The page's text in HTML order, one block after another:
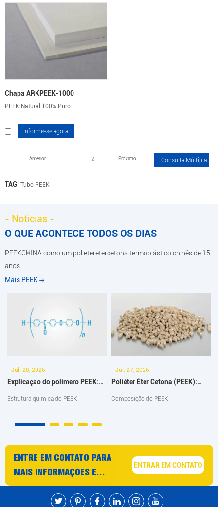
alto retardamento de chama e
autoextinguível e densidade de
fumaça muito baixa.
Chapa ARKPEEK-1000
PEEK Natural 100% Puro
Informe-se agora
Anterior 1 2 Próximo
TAG: Tubo PEEK
- Notícias -
O QUE ACONTECE TODOS OS DIAS
PEEKCHINA como um polieteretercetona termoplástico chinês de 15
anos
Mais PEEK
- Jul. 28, 2026
Explicação do polímero PEEK:
estrutura, desempenho e
Estrutura química do PEEK
- Jul. 27, 2026
Poliéter Éter Cetona (PEEK):
fórmula, estrutura, composição
Composição do PEEK
ENTRE EM CONTATO PARA
MAIS INFORMAÇÕES E
CONSELHOS SOBRE
PRODUTOS E SERVIÇOS PEEK
ENTRAR EM CONTATO